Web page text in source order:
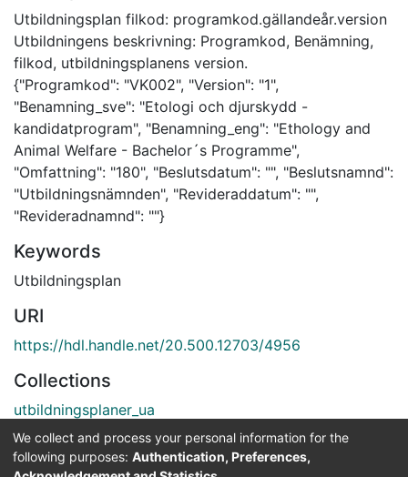
Utbildningsplan filkod: programkod.gällandeår.version
Utbildningens beskrivning: Programkod, Benämning,
filkod, utbildningsplanens version.
{"Programkod": "VK002", "Version": "1",
"Benamning_sve": "Etologi och djurskydd -
kandidatprogram", "Benamning_eng": "Ethology and
Animal Welfare - Bachelor´s Programme",
"Omfattning": "180", "Beslutsdatum": "", "Beslutsnamnd":
"Utbildningsnämnden", "Revideraddatum": "",
"Revideradnamnd": ""}
Keywords
Utbildningsplan
URI
https://hdl.handle.net/20.500.12703/4956
Collections
utbildningsplaner_ua
Full item page
We collect and process your personal information for the
following purposes: Authentication, Preferences,